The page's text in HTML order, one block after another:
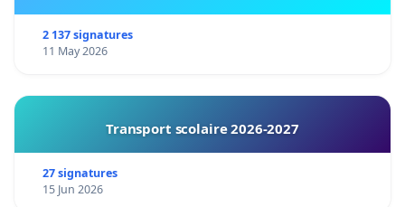
2 137 signatures
11 May 2026
Transport scolaire 2026-2027
27 signatures
15 Jun 2026